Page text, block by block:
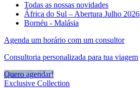
Todas as nossas novidades
África do Sul – Abertura Julho 2026
Bornéu - Malásia
Agenda um horário com um consultor
Consultoria personalizada para tua viagem
Quero agendar!
Exclusive Collection